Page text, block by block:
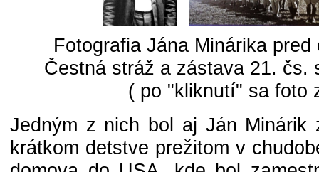
Fotografia Jána Minárika
Čestná stráž a zástava 21. čs.
( po "kliknutí" sa foto
Jedným z nich bol aj Ján Minárik
krátkom detstve prežitom v